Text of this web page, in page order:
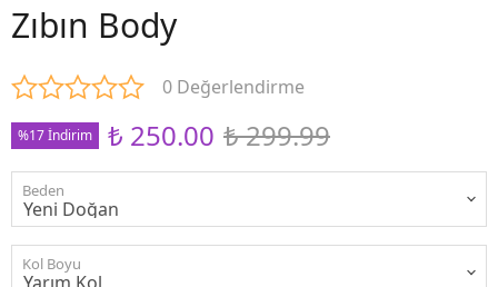
Zıbın Body
0 Değerlendirme
%17 İndirim ₺ 250.00 ₺ 299.99
Beden
Kol Boyu